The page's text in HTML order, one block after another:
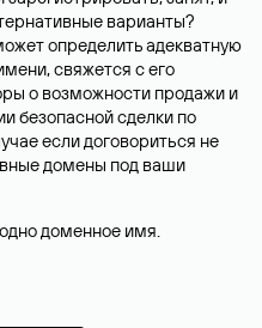
варианты?
определить адекватную
свяжется с его
о возможности продажи и
безопасной сделки по
если договориться не
домены под ваши
доменное имя.